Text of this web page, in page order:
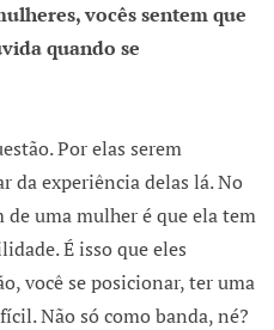
vocês sentem que
quando se
Por elas serem
da experiência delas lá. No
de uma mulher é que ela tem
É isso que eles
você se posicionar, ter uma
Não só como banda, né?